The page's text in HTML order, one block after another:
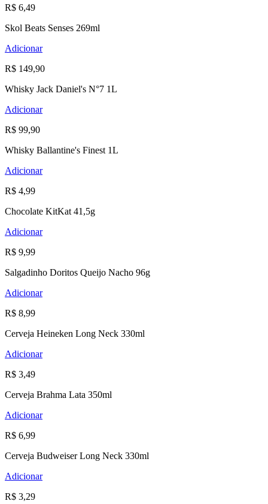
R$ 6,49
Skol Beats Senses 269ml
Adicionar
R$ 149,90
Whisky Jack Daniel's N°7 1L
Adicionar
R$ 99,90
Whisky Ballantine's Finest 1L
Adicionar
R$ 4,99
Chocolate KitKat 41,5g
Adicionar
R$ 9,99
Salgadinho Doritos Queijo Nacho 96g
Adicionar
R$ 8,99
Cerveja Heineken Long Neck 330ml
Adicionar
R$ 3,49
Cerveja Brahma Lata 350ml
Adicionar
R$ 6,99
Cerveja Budweiser Long Neck 330ml
Adicionar
R$ 3,29